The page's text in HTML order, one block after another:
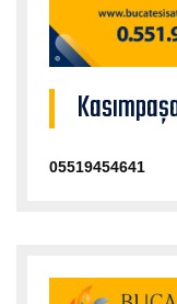
05519454641